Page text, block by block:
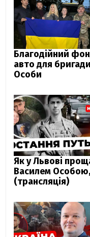
Благодійний
авто для
Особи
Як у Львові
Василем Особою,
(трансляція)